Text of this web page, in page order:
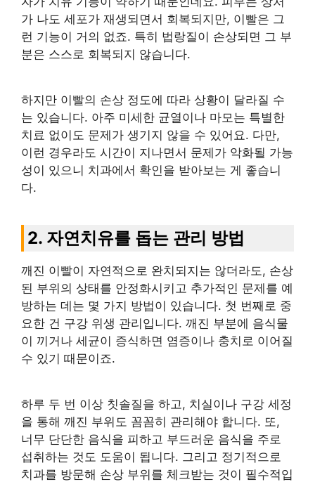
가 나도 세포가 재생되면서 회복되지만, 이빨은 그
런 기능이 거의 없죠. 특히 법랑질이 손상되면 그 부
분은 스스로 회복되지 않습니다.
하지만 이빨의 손상 정도에 따라 상황이 달라질 수
는 있습니다. 아주 미세한 균열이나 마모는 특별한
치료 없이도 문제가 생기지 않을 수 있어요. 다만,
이런 경우라도 시간이 지나면서 문제가 악화될 가능
성이 있으니 치과에서 확인을 받아보는 게 좋습니
다.
2. 자연치유를 돕는 관리 방법
깨진 이빨이 자연적으로 완치되지는 않더라도, 손상
된 부위의 상태를 안정화시키고 추가적인 문제를 예
방하는 데는 몇 가지 방법이 있습니다. 첫 번째로 중
요한 건 구강 위생 관리입니다. 깨진 부분에 음식물
이 끼거나 세균이 증식하면 염증이나 충치로 이어질
수 있기 때문이죠.
하루 두 번 이상 칫솔질을 하고, 치실이나 구강 세정
을 통해 깨진 부위도 꼼꼼히 관리해야 합니다. 또,
너무 단단한 음식을 피하고 부드러운 음식을 주로
섭취하는 것도 도움이 됩니다. 그리고 정기적으로
치과를 방문해 손상 부위를 체크받는 것이 필수적입